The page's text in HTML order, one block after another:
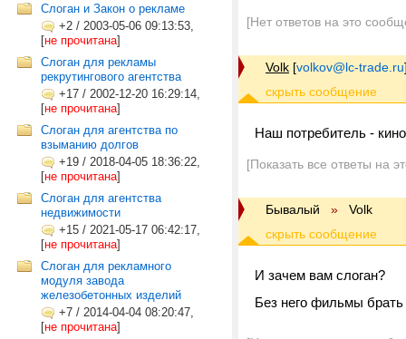
Слоган и Закон о рекламе
+2 / 2003-05-06 09:13:53,
[не прочитана]
Слоган для рекламы
рекрутингового агентства
+17 / 2002-12-20 16:29:14,
[не прочитана]
Слоган для агентства по
взыманию долгов
+19 / 2018-04-05 18:36:22,
[не прочитана]
Слоган для агентства
недвижимости
+15 / 2021-05-17 06:42:17,
[не прочитана]
Слоган для рекламного
модуля завода
железобетонных изделий
+7 / 2014-04-04 08:20:47,
[не прочитана]
[Нет ответов на это
Volk [volkov@lc-trade.ru
Наш потребитель -
[Показать все ответы на
Бывалый » Volk
И зачем вам слоган?
Без него фильмы брать